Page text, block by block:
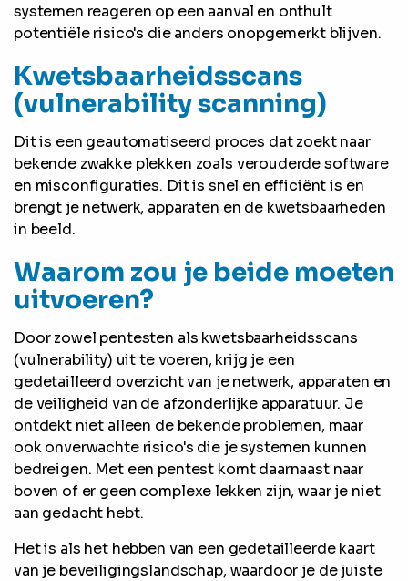
systemen reageren op een aanval en onthult
potentiële risico's die anders onopgemerkt blijven.
Kwetsbaarheidsscans
(vulnerability scanning)
Dit is een geautomatiseerd proces dat zoekt naar
bekende zwakke plekken zoals verouderde software
en misconfiguraties. Dit is snel en efficiënt is en
brengt je netwerk, apparaten en de kwetsbaarheden
in beeld.
Waarom zou je beide moeten
uitvoeren?
Door zowel pentesten als kwetsbaarheidsscans
(vulnerability) uit te voeren, krijg je een
gedetailleerd overzicht van je netwerk, apparaten en
de veiligheid van de afzonderlijke apparatuur. Je
ontdekt niet alleen de bekende problemen, maar
ook onverwachte risico's die je systemen kunnen
bedreigen. Met een pentest komt daarnaast naar
boven of er geen complexe lekken zijn, waar je niet
aan gedacht hebt.
Het is als het hebben van een gedetailleerde kaart
van je beveiligingslandschap, waardoor je de juiste